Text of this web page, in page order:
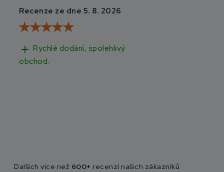
Recenze ze dne 5. 8. 2026
add Rychlé dodání, spolehlivý
obchod.
Dalších více než 600+ recenzí našich zákazníků